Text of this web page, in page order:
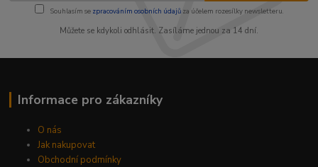
Souhlasím se zpracováním osobních údajůza účelem rozesílky newsletteru.
Můžete se kdykoli odhlásit. Zasíláme jednou za 14 dní.
Informace pro zákazníky
O nás
Jak nakupovat
Obchodní podmínky